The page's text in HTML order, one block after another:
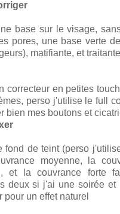
base sur le visage,
pores, une base verte
matifiante, et
correcteur en petites
perso j'utilise le full
bien mes boutons et
fond de teint (perso
moyenne, la
et la couvrance forte
deux si j'ai une soirée et
pour un effet naturel